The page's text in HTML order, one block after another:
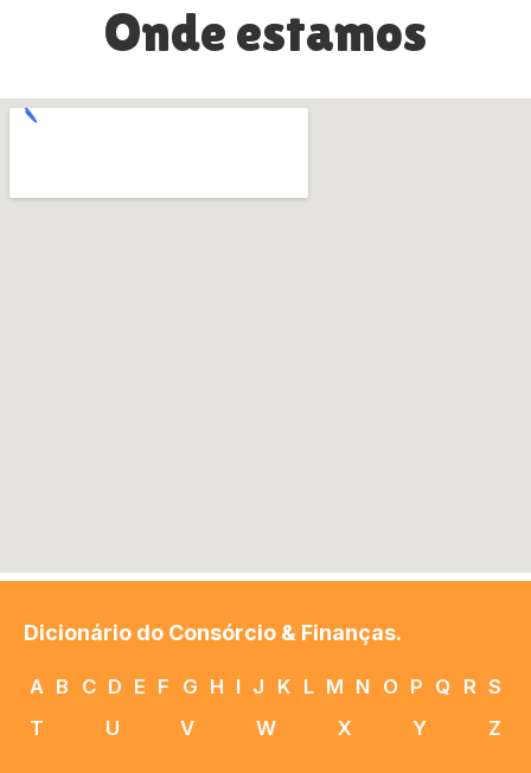
Onde estamos
Dicionário do Consórcio & Finanças.
A B C D E F G H I J K L M N O P Q R S
T
U V W X Y Z